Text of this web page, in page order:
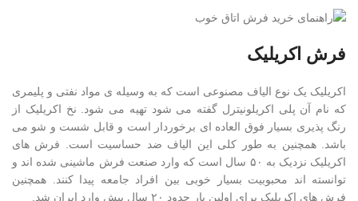
فرش اکریلیک
اکریلیک یک نوع الیاف مصنوعی است که به وسیله ی مواد نفتی و پلیمری
که نام آن پلی اکریلونیترل گفته می شود تهیه می شود. نخ اکریلیک از
رنگ پذیری بسیار فوق العاده ای برخوردار است و قابل شست و شو می
باشد. همچنین به طور کلی این الیاف ضد حساسیت است. فرش های
اکریلیک نزدیک به ۵۰ سال است که وارد صنعت فرش ماشینی شده اند و
توانسته اند محبوبیت بسیار خوبی بین افراد جامعه پیدا کنند. همچنین
فرش های اکریلیک برای اولین بار حدود ۲۰ سال پیش وارد ایران شد.